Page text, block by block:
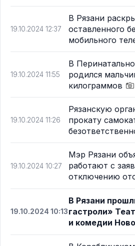
19.10.2024 12:37
В Рязани
оставленного
мобильного
19.10.2024 11:55
В
родился
килограммов
19.10.2024 11:26
Рязанскую
прокату
19.10.2024 10:27
Мэр Рязани
работают с
отключению
19.10.2024 10:13
В Рязани
гастроли»
и комедии